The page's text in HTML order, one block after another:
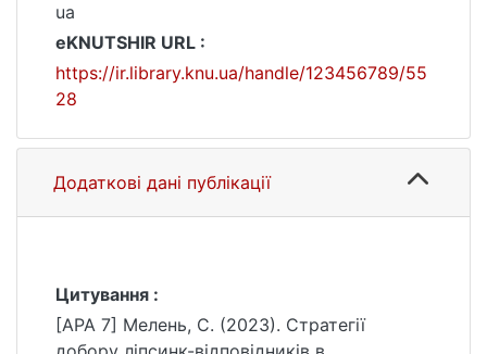
ua
eKNUTSHIR URL :
https://ir.library.knu.ua/handle/123456789/55
28
Додаткові дані публікації
Цитування :
[APA 7] Мелень, С. (2023). Стратегії